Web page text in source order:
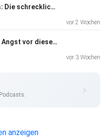
Lügen um JEDEN Preis: Die schrecklichsten Catfish-Fälle | Crime Time Compilation
vor 2 Wochen
Warum ganz Nürnberg Angst vor diesem Mann hatte: Der VAMPIR von Nürnberg | Crime Time Doku
vor 3 Wochen
anzeigen